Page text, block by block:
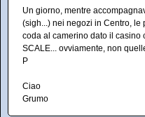
Un giorno, mentre
(sigh...) nei negozi in Centro,
coda al camerino dato il casino
SCALE... ovviamente, non
P
Ciao
Grumo